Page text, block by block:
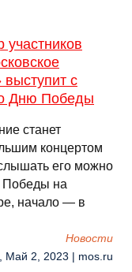
выступит с
Дню Победы
станет
концертом
его можно
Победы на
начало — в
Новости
Май 2, 2023 | mos.ru